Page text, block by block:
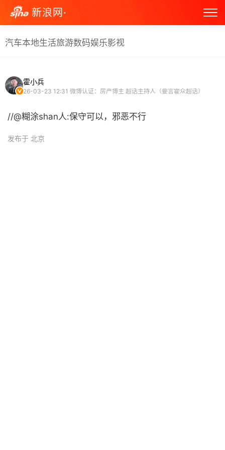
新浪网·
汽车本地生活旅游数码娱乐影视
霍小兵
26-03-23 12:31 微博认证：房产博主 超话主持人（要言霍众超话）
//@糊涂shan人:保守可以，邪恶不行
发布于 北京